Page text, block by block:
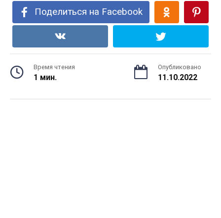
Поделиться на Facebook
Время чтения
1 мин.
Опубликовано
11.10.2022